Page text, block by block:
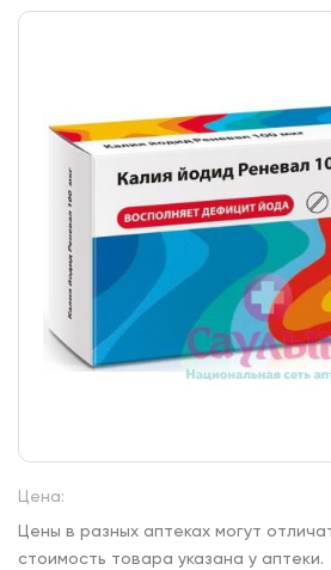
Цена:
Цены в разных аптеках могут
стоимость товара указана у аптеки.